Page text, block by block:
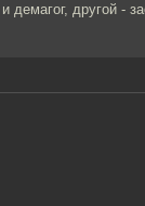
другой -